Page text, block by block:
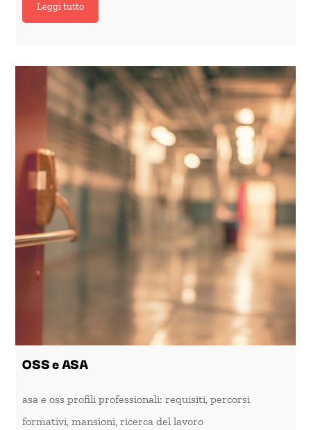
Leggi tutto
OSS e ASA
asa e oss profili professionali: requisiti, percorsi
formativi, mansioni, ricerca del lavoro